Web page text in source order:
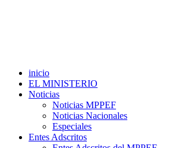
inicio
EL MINISTERIO
Noticias
Noticias MPPEF
Noticias Nacionales
Especiales
Entes Adscritos